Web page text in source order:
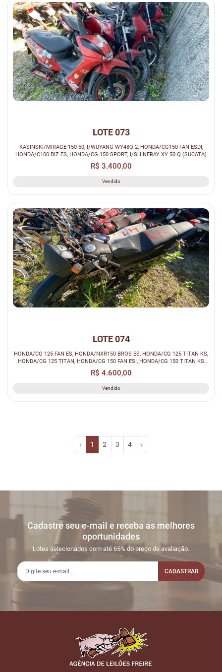
LOTE 073
KASINSKI/MIRAGE 150 50, I/WUYANG WY48Q-2, HONDA/CG150 FAN ESDI,
HONDA/C100 BIZ ES, HONDA/CG 150 SPORT, I/SHINERAY XY 50 Q (SUCATA)
R$ 3.400,00
Vendido
LOTE 074
HONDA/CG 125 FAN ES, HONDA/NXR150 BROS ES, HONDA/CG 125 TITAN KS,
HONDA/CG 125 TITAN, HONDA/CG 150 FAN ESI, HONDA/CG 150 TITAN KS
(SUCATA)
R$ 4.600,00
Vendido
‹ 1 2 3 4 ›
Cadastre seu e-mail e receba as melhores
oportunidades
Lotes selecionados com até 65% do preço de avaliação.
CADASTRAR